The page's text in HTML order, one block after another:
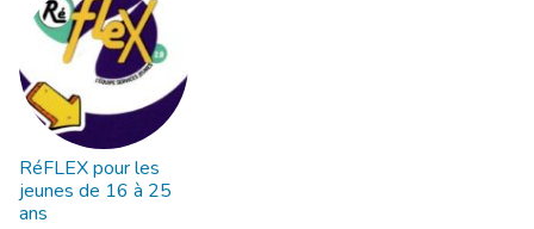
RéFLEX pour les
jeunes de 16 à 25
ans